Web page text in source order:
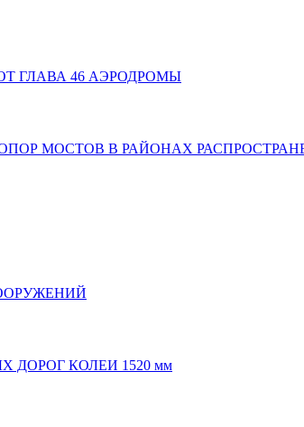
ГЛАВА 46 АЭРОДРОМЫ
МОСТОВ В РАЙОНАХ
ДОРОГ КОЛЕИ 1520 мм